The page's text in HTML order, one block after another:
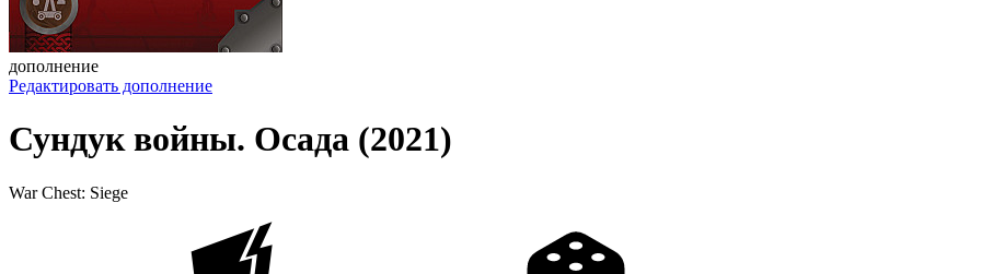
дополнение
Редактировать дополнение
Сундук войны. Осада (2021)
War Chest: Siege